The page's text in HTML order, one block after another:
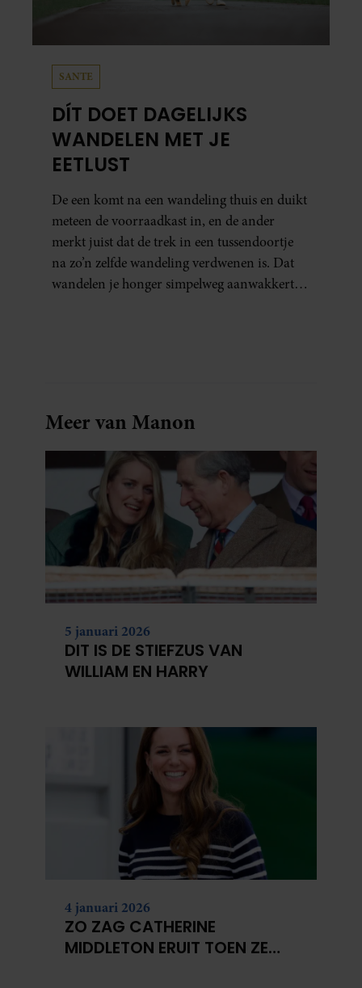
gaat akkoord met onze cookies als u onze website blijft
gebruiken.
SANTE
DÍT DOET DAGELIJKS
WANDELEN MET JE
EETLUST
De een komt na een wandeling thuis en duikt
meteen de voorraadkast in, en de ander
merkt juist dat de trek in een tussendoortje
na zo’n zelfde wandeling verdwenen is. Dat
wandelen je honger simpelweg aanwakkert,
Meer van Manon
5 januari 2026
DIT IS DE STIEFZUS VAN
WILLIAM EN HARRY
4 januari 2026
ZO ZAG CATHERINE
MIDDLETON ERUIT TOEN ZE